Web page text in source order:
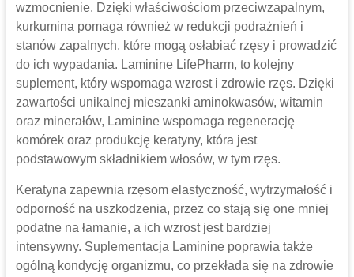
wzmocnienie. Dzięki właściwościom przeciwzapalnym,
kurkumina pomaga również w redukcji podrażnień i
stanów zapalnych, które mogą osłabiać rzęsy i prowadzić
do ich wypadania. Laminine LifePharm, to kolejny
suplement, który wspomaga wzrost i zdrowie rzęs. Dzięki
zawartości unikalnej mieszanki aminokwasów, witamin
oraz minerałów, Laminine wspomaga regenerację
komórek oraz produkcję keratyny, która jest
podstawowym składnikiem włosów, w tym rzęs.
Keratyna zapewnia rzęsom elastyczność, wytrzymałość i
odporność na uszkodzenia, przez co stają się one mniej
podatne na łamanie, a ich wzrost jest bardziej
intensywny. Suplementacja Laminine poprawia także
ogólną kondycję organizmu, co przekłada się na zdrowie